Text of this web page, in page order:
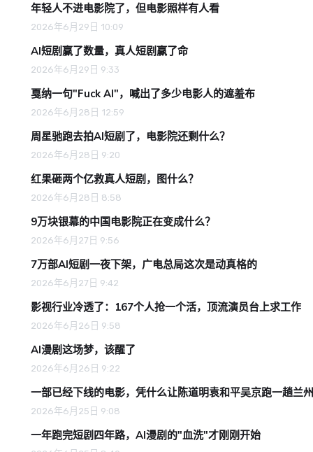
年轻人不进电影院了，但电影照样有人看
2026年6月29日 10:09
AI短剧赢了数量，真人短剧赢了命
2026年6月29日 9:33
戛纳一句"Fuck AI"，喊出了多少电影人的遮羞布
2026年6月28日 12:59
周星驰跑去拍AI短剧了，电影院还剩什么？
2026年6月28日 9:20
红果砸两个亿救真人短剧，图什么？
2026年6月28日 8:58
9万块银幕的中国电影院正在变成什么？
2026年6月27日 9:56
7万部AI短剧一夜下架，广电总局这次是动真格的
2026年6月27日 9:42
影视行业冷透了：167个人抢一个活，顶流演员台上求工作
2026年6月26日 9:58
AI漫剧这场梦，该醒了
2026年6月26日 9:22
一部已经下线的电影，凭什么让陈道明袁和平吴京跑一趟兰
2026年6月25日 9:08
一年跑完短剧四年路，AI漫剧的"血洗"才刚刚开始